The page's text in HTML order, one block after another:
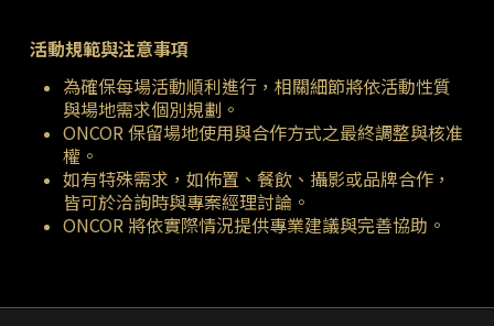
2
of
12
活動規範與注意事項
為確保每場活動順利進行，相關細節將依活動性質
與場地需求個別規劃。
ONCOR 保留場地使用與合作方式之最終調整與核准
權。
如有特殊需求，如佈置、餐飲、攝影或品牌合作，
皆可於洽詢時與專案經理討論。
ONCOR 將依實際情況提供專業建議與完善協助。